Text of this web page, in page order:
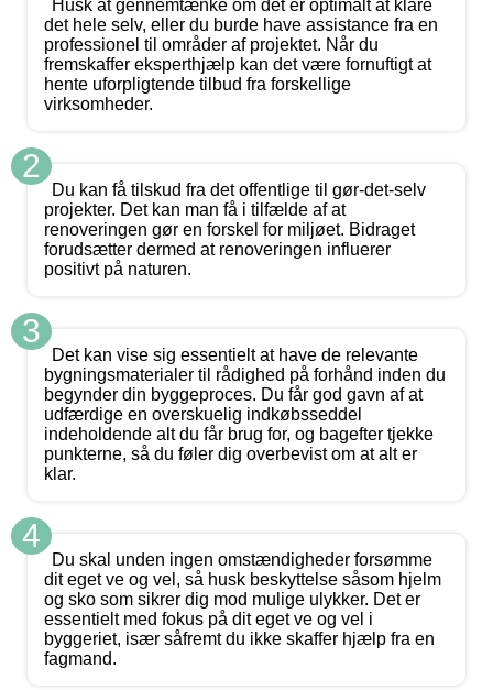
Husk at gennemtænke om det er optimalt at klare
det hele selv, eller du burde have assistance fra en
professionel til områder af projektet. Når du
fremskaffer eksperthjælp kan det være fornuftigt at
hente uforpligtende tilbud fra forskellige
virksomheder.
2
Du kan få tilskud fra det offentlige til gør-det-selv
projekter. Det kan man få i tilfælde af at
renoveringen gør en forskel for miljøet. Bidraget
forudsætter dermed at renoveringen influerer
positivt på naturen.
3
Det kan vise sig essentielt at have de relevante
bygningsmaterialer til rådighed på forhånd inden du
begynder din byggeproces. Du får god gavn af at
udfærdige en overskuelig indkøbsseddel
indeholdende alt du får brug for, og bagefter tjekke
punkterne, så du føler dig overbevist om at alt er
klar.
4
Du skal unden ingen omstændigheder forsømme
dit eget ve og vel, så husk beskyttelse såsom hjelm
og sko som sikrer dig mod mulige ulykker. Det er
essentielt med fokus på dit eget ve og vel i
byggeriet, især såfremt du ikke skaffer hjælp fra en
fagmand.